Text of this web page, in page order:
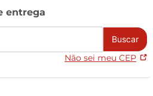
entrega
Buscar
Não sei meu CEP